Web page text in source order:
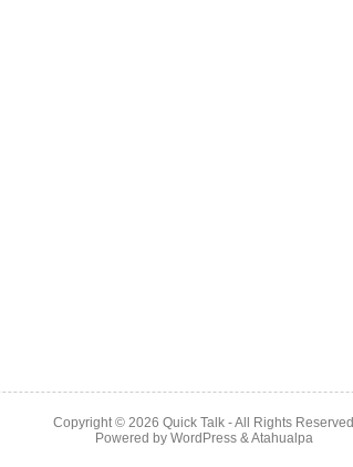
Copyright © 2026 Quick Talk - All Rights Reserved
Powered by WordPress&Atahualpa